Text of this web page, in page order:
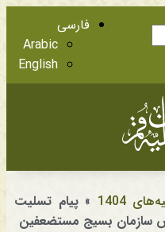
فارسی
Arabic
English
1404
»پیام تسلیت
سازمان بسیج مستضعفین